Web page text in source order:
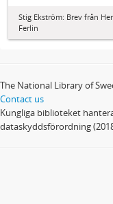
Stig Ekström: Brev från
Ferlin
The National Library of
Contact us
Kungliga biblioteket
dataskyddsförordning